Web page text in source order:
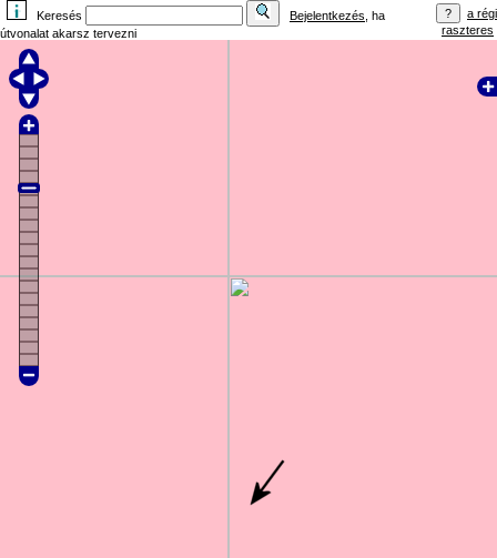
Keresés Bejelentkezés , ha
útvonalat akarsz tervezni
a régi
raszteres